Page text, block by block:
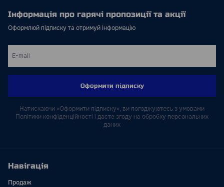
Інформація про гарячі пропозиції та акції
Оформлюй підписку та отримуй інформацію
Оформити підписку
Натискаючи «Оформити підписку», ви погоджуютесь з умовами
Політики конфіденційності і даєте згоду на обробку персональних
даних
Навігація
Продаж